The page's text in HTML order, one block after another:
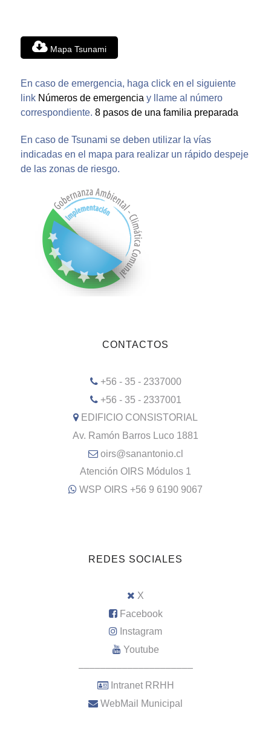
Mapa Tsunami
En caso de emergencia, haga click en el siguiente
link Números de emergencia y llame al número
correspondiente. 8 pasos de una familia preparada
En caso de Tsunami se deben utilizar la vías
indicadas en el mapa para realizar un rápido despeje
de las zonas de riesgo.
CONTACTOS
+56 - 35 - 2337000
+56 - 35 - 2337001
EDIFICIO CONSISTORIAL
Av. Ramón Barros Luco 1881
oirs@sanantonio.cl
Atención OIRS Módulos 1
WSP OIRS +56 9 6190 9067
REDES SOCIALES
X
Facebook
Instagram
Youtube
–––––––––––––––––––––
Intranet RRHH
WebMail Municipal